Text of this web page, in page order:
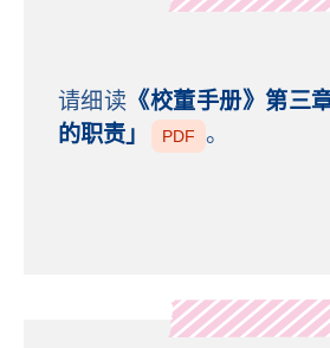
请细读 《校董手册》第三
的职责」
PDF 。